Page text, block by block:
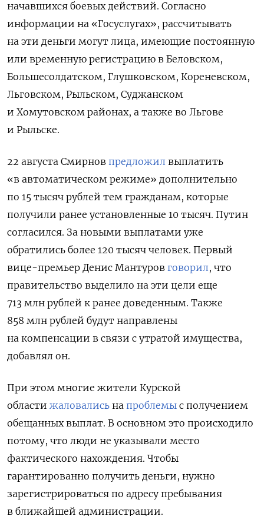
начавшихся боевых действий. Согласно
информации на «Госуслугах», рассчитывать
на эти деньги могут лица, имеющие постоянную
или временную регистрацию в Беловском,
Большесолдатском, Глушковском, Кореневском,
Льговском, Рыльском, Суджанском
и Хомутовском районах, а также во Льгове
и Рыльске.
22 августа Смирнов предложил выплатить
«в автоматическом режиме» дополнительно
по 15 тысяч рублей тем гражданам, которые
получили ранее установленные 10 тысяч. Путин
согласился. За новыми выплатами уже
обратились более 120 тысяч человек. Первый
вице-премьер Денис Мантуров говорил, что
правительство выделило на эти цели еще
713 млн рублей к ранее доведенным. Также
858 млн рублей будут направлены
на компенсации в связи с утратой имущества,
добавлял он.
При этом многие жители Курской
области жаловались на проблемы с получением
обещанных выплат. В основном это происходило
потому, что люди не указывали место
фактического нахождения. Чтобы
гарантированно получить деньги, нужно
зарегистрироваться по адресу пребывания
в ближайшей администрации.